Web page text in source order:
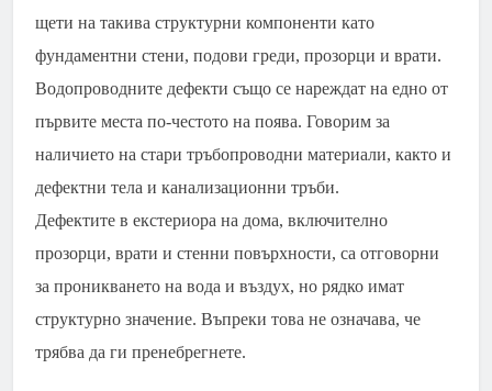
щети на такива структурни компоненти като
фундаментни стени, подови греди, прозорци и врати.
Водопроводните дефекти също се нареждат на едно от
първите места по-честото на поява. Говорим за
наличието на стари тръбопроводни материали, както и
дефектни тела и канализационни тръби.
Дефектите в екстериора на дома, включително
прозорци, врати и стенни повърхности, са отговорни
за проникването на вода и въздух, но рядко имат
структурно значение. Въпреки това не означава, че
трябва да ги пренебрегнете.